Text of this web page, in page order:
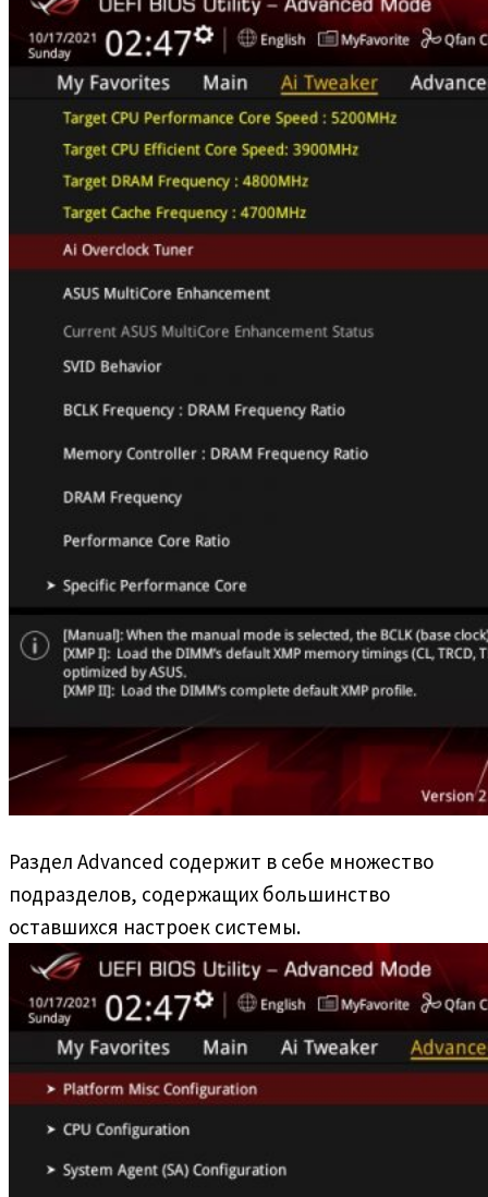
Раздел Advanced содержит в себе множество
подразделов, содержащих большинство
оставшихся настроек системы.